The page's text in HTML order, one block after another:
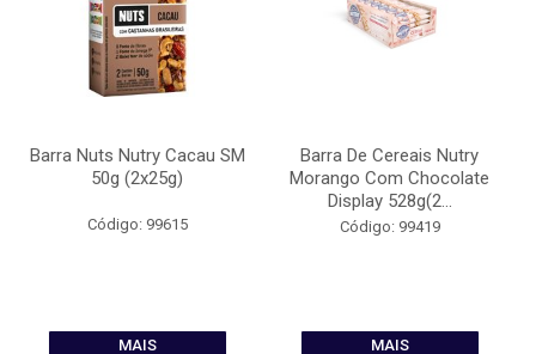
Barra Nuts Nutry Cacau SM
50g (2x25g)
Código: 99615
MAIS
Barra De Cereais Nutry
Morango Com Chocolate
Display 528g(2...
Código: 99419
MAIS